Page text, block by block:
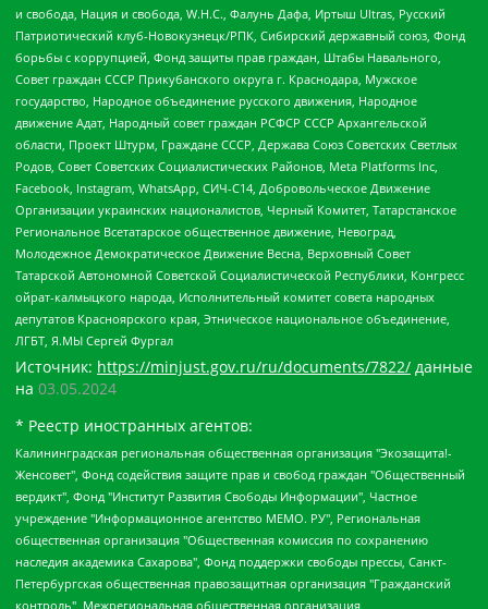
и свобода, Нация и свобода, W.H.С., Фалунь Дафа, Иртыш Ultras, Русский
Патриотический клуб-Новокузнецк/РПК, Сибирский державный союз, Фонд
борьбы с коррупцией, Фонд защиты прав граждан, Штабы Навального,
Совет граждан СССР Прикубанского округа г. Краснодара, Мужское
государство, Народное объединение русского движения, Народное
движение Адат, Народный совет граждан РСФСР СССР Архангельской
области, Проект Штурм, Граждане СССР, Держава Союз Советских Светлых
Родов, Совет Советских Социалистических Районов, Meta Platforms Inc,
Facebook, Instagram, WhatsApp, СИЧ-С14, Добровольческое Движение
Организации украинских националистов, Черный Комитет, Татарстанское
Региональное Всетатарское общественное движение, Невоград,
Молодежное Демократическое Движение Весна, Верховный Совет
Татарской Автономной Советской Социалистической Республики, Конгресс
ойрат-калмыцкого народа, Исполнительный комитет совета народных
депутатов Красноярского края, Этническое национальное объединение,
ЛГБТ, Я.МЫ Сергей Фургал
Источник: https://minjust.gov.ru/ru/documents/7822/ данные
на 03.05.2024
* Реестр иностранных агентов:
Калининградская региональная общественная организация "Экозащита!-Женсовет", Фонд содействия защите прав и свобод граждан "Общественный вердикт", Фонд "Институт Развития Свободы Информации", Частное учреждение "Информационное агентство МЕМО. РУ", Региональная общественная организация "Общественная комиссия по сохранению наследия академика Сахарова", Фонд поддержки свободы прессы, Санкт-Петербургская общественная правозащитная организация "Гражданский контроль", Межрегиональная общественная организация "Информационно-просветительский центр "Мемориал", Региональный Фонд "Центр Защиты Прав Средств Массовой Информации", с 05.12.2023 Фонд "Центр Защиты Прав Средств массовой информации", Региональная общественная благотворительная организация помощи беженцам и мигрантам "Гражданское содействие", Негосударственное образовательное учреждение дополнительного профессионального образования (повышение квалификации) специалистов "АКАДЕМИЯ ПО ПРАВАМ ЧЕЛОВЕКА", Свердловская региональная общественная организация "Сутяжник", Автономная некоммерческая организация "Центр независимых социологических исследований", Союз общественных объединений "Российский исследовательский центр по правам человека", Региональное общественное учреждение научно-информационный центр "МЕМОРИАЛ", Некоммерческая организация "Фонд защиты гласности", Автономная некоммерческая организация "Институт прав человека", Городская общественная организация "Екатеринбургское общество "МЕМОРИАЛ", Городская общественная организация "Рязанское историко-просветительское и правозащитное общество "Мемориал" (Рязанский Мемориал), Челябинский региональный орган общественной самодеятельности – женское общественное объединение "Женщины Евразии", Челябинский региональный орган общественной самодеятельности "Уральская правозащитная группа", Фонд содействия защите здоровья и социальной справедливости имени Андрея Рылькова, Автономная Некоммерческая Организация "Аналитический Центр Юрия Левады", Автономная некоммерческая организация социальной поддержки населения "Проект Апрель", Региональная общественная организация помощи женщинам и детям, находящимся в кризисной ситуации "Информационно-методический центр "Анна", Фонд содействия развитию массовых коммуникаций и правовому просвещению "Так-так-Так", Фонд содействия устойчивому развитию "Серебряная тайга", Свердловский региональный общественный фонд социальных проектов "Новое время", "Idel.Реалии", Кавказ.Реалии, Крым.Реалии, Телеканал Настоящее Время, Татаро-башкирская служба Радио Свобода (Azatliq Radiosi), Радио Свободная Европа/Радио Свобода (PCE/PC), "Сибирь.Реалии", "Фактограф", Благотворительный фонд помощи осужденным и их семьям, Автономная некоммерческая организация "Институт глобализации и социальных движений", Фонд "В защиту прав заключенных", Частное учреждение "Центр поддержки и содействия развитию средств массовой информации", Пензенский региональный общественный благотворительный фонд "Гражданский союз", "Север.Реалии", Некоммерческая организация Фонд "Правовая инициатива", Общество с ограниченной ответственностью "Радио Свободная Европа/Радио Свобода", Чешское информационное агентство "MEDIUM-ORIENT", Красноярская региональная общественная организация "Мы против СПИДа", Камалягин Денис Николаевич, Маркелов Сергей Евгеньевич, Пономарев Лев Александрович, Савицкая Людмила Алексеевна, Автономная некоммерческая организация "Центр по работе с проблемой насилия "НАСИЛИЮ.НЕТ", Межрегиональный профессиональный союз работников здравоохранения "Альянс врачей", Юридическое лицо, зарегистрированное в Латвийской Республике, SIA "Medusa Project" (регистрационный номер 40103797863, дата регистрации 10.06.2014), Некоммерческая организация "Фонд по борьбе с коррупцией", Автономная некоммерческая организация "Институт права и публичной политики", Баданин Роман Сергеевич, Гликин Максим Александрович, Железнова Мария Михайловна, Лукьянова Юлия Сергеевна, Маетная Елизавета Витальевна, Маняхин Петр Борисович, Чуракова Ольга Владимировна, Ярош Юлия Петровна, Юридическое лицо "The Insider SIA", зарегистрированное в Риге, Латвийская Республика (дата регистрации 26.06.2015), являющееся администратором доменного имени интернет-издания "The Insider SIA", https://theins.ru, Постернак Алексей Евгеньевич, Рубин Михаил Аркадьевич, Анин Роман Александрович, Юридическое лицо Istories fonds, зарегистрированное в Латвийской Республике (регистрационный номер 50008295751, дата регистрации 24.02.2020), Великовский Дмитрий Александрович, Долинина Ирина Николаевна, Мароховская Алеся Алексеевна, Шлейнов Роман Юрьевич, Шмагун Олеся Валентиновна, Общество с ограниченной ответственностью "Альтаир 2021", Общество с ограниченной ответственностью "Вега 2021", Общество с ограниченной ответственностью "Главный редактор 2021", Общество с ограниченной ответственностью "Ромашки монолит", Важенков Артем Валерьевич, Ивановская областная общественная организация "Центр гендерных исследований", Гурман Юрий Альбертович, Медиапроект "ОВД-Инфо", Егоров Владимир Владимирович, Жилинский Владимир Александрович, Общество с ограниченной ответственностью "ЗП", Иванова София Юрьевна, Карезина Инна Павловна, Кильтау Екатерина Викторовна, Петров Алексей Викторович, Пискунов Сергей Евгеньевич, Смирнов Сергей Сергеевич, Тихонов Михаил Сергеевич, Общество с ограниченной ответственностью "ЖУРНАЛИСТ-ИНОСТРАННЫЙ АГЕНТ", Арапова Галина Юрьевна, Вольтская Татьяна Анатольевна, Американская компания "Mason G.E.S. Anonymous Foundation" (США), являющаяся владельцем интернет-издания https://mnews.world/, Компания "Stichting Bellingcat", зарегистрированная в Нидерландах (дата регистрации 11.07.2018), Захаров Андрей Вячеславович, Клепиковская Екатерина Дмитриевна, Общество с ограниченной ответственностью "МЕМО", Перл Роман Александрович, Симонов Евгений Алексеевич, Соловьева Елена Анатольевна, Сотников Даниил Владимирович, Сурначева Елизавета Дмитриевна, Автономная некоммерческая организация по защите прав человека и информированию населения "Якутия – Наше Мнение", Общество с ограниченной ответственностью "Москоу диджитал медиа", с 26.01.2023 Общество с ограниченной ответственностью "Чайка Белые сады", Ветошкина Валерия Валерьевна, Заговора Максим Александрович, Межрегиональное общественное движение "Российская ЛГБТ - сеть", Оленичев Максим Владимирович, Павлов Иван Юрьевич, Скворцова Елена Сергеевна, Общество с ограниченной ответственностью "Как бы инагент", Кочетков Игорь Викторович, Общество с ограниченной ответственностью "Честные выборы", Еланчик Олег Александрович, Общество с ограниченной ответственностью "Нобелевский призыв", Гималова Регина Эмилевна, Григорьев Андрей Валерьевич, Григорьева Алина Александровна, Ассоциация по содействию защите прав призывников, альтернативнослужащих и военнослужащих "Правозащитная группа "Гражданин.Армия.Право", Хисамова Регина Фаритовна, Автономная некоммерческая организация по реализации социально-правовых программ "Лилит", Дальневосточное общественное движение "Маяк", Санкт-Петербургская ЛГБТ-инициативная группа "Выход", Инициативная группа ЛГБТ+ "Реверс", Алексеев Андрей Викторович, Бекбулатова Таисия Львовна, Беляев Иван Михайлович, Владыкина Елена Сергеевна, Гельман Марат Александрович, Никульшина Вероника Юрьевна, Толоконникова Надежда Андреевна, Шендерович Виктор Анатольевич, Общество с ограниченной ответственностью "Данное сообщение", Общество с ограниченной ответственностью Издательский дом "Новая глава", Айнбиндер Александра Александровна, Московский комьюнити-центр для ЛГБТ+инициатив, Благотворительный фонд развития филантропии, Deutsche Welle (Германия, Kurt-Schumacher-Strasse 3, 53113 Bonn), Борзунова Мария Михайловна, Воробьев Виктор Викторович, Голубева Анна Львовна, Константинова Алла Михайловна, Малкова Ирина Владимировна, Мурадов Мурад Абдулгалимович, Осетинская Елизавета Николаевна, Понасенков Евгений Николаевич, Ганапольский Матвей Юрьевич, Киселев Евгений Алексеевич, Борухович Ирина Григорьевна, Дремин Иван Тимофеевич, Дубровский Дмитрий Викторович, Красноярская региональная общественная организация поддержки и развития альтернативных образовательных технологий и межкультурных коммуникаций "ИНТЕРРА", Маяковская Екатерина Алексеевна, Фейгин Марк Захарович, Филимонов Андрей Викторович, Дзугкоева Регина Николаевна, Доброхотов Роман Александрович, Дудь Юрий Александрович, Елкин Сергей Владимирович, Кругликов Кирилл Игоревич, Сабунаева Мария Леонидовна, Семенов Алексей Владимирович, Шаинян Карен Багратович, Шульман Екатерина Михайловна, Асафьев Артур Валерьевич, Вахштайн Виктор Семенович, Венедиктов Алексей Алексеевич, Лушникова Екатерина Евгеньевна, Волков Леонид Михайлович, Невзоров Александр Глебович, Пархоменко Сергей Борисович, Сироткин Ярослав Николаевич, Кара-Мурза Владимир Владимирович, Баранова Наталья Владимировна, Гозман Леонид Яковлевич, Кагарлицкий Борис Юльевич, Климарев Михаил Валерьевич, Милов Владимир Станиславович, Автономная некоммерческая организация Краснодарский центр современного искусства "Типография", Моргенштерн Алишер Тагирович, Соболь Любовь Эдуардовна, Общество с ограниченной ответственностью "ЛИЗА НОРМ", Каспаров Гарри Кимович, Ходорковский Михаил Борисович, Общество с ограниченной ответственностью "Апрельские тезисы", Данилович Ирина Брониславовна, Кашин Олег Владимирович, Петров Николай Владимирович, Пивоваров Алексей Владимирович, Соколов Михаил Владимирович, Цветкова Юлия Владимировна, Чичваркин Евгений Александрович, Комитет против пыток/Команда против пыток, Общество с ограниченной ответственностью "Первый научный", Общество с ограниченной ответственностью "Вертолет и ко", Белоцерковская Вероника Борисовна, Кац Максим Евгеньевич, Лазарева Татьяна Юрьевна, Шаведдинов Руслан Табризович, Яшин Илья Валерьевич, Общество с ограниченной ответственностью "Иноагент ААВ", Алешковский Дмитрий Петрович, Альбац Евгения Марковна, Быков Дмитрий Львович, Галямина Юлия Евгеньевна, Лойко Сергей Леонидович, Мартынов Кирилл Константинович, Медведев Сергей Александрович, Крашенинников Федор Геннадиевич, Гордеева Катерина Вл